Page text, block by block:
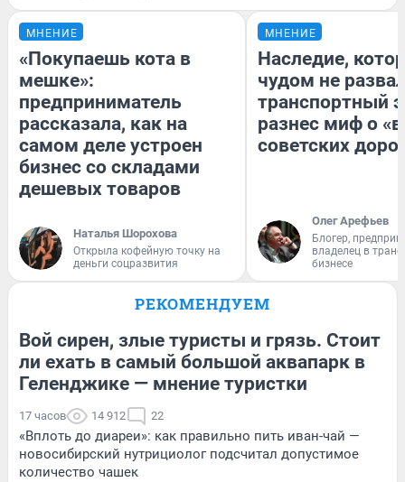
МНЕНИЕ
«Покупаешь кота в
мешке»:
предприниматель
рассказала, как на
самом деле устроен
бизнес со складами
дешевых товаров
Наталья Шорохова
Открыла кофейную точку на
деньги соцразвития
МНЕНИЕ
Наследие,
чудом не
транспортный
разнес миф о
советских
Олег Арефьев
Блогер,
владелец в
бизнесе
РЕКОМЕНДУЕМ
Вой сирен, злые туристы и грязь. Стоит
ли ехать в самый большой аквапарк в
Геленджике — мнение туристки
17 часов 14 912 22
«Вплоть до диареи»: как правильно пить иван-чай —
новосибирский нутрициолог подсчитал допустимое
количество чашек